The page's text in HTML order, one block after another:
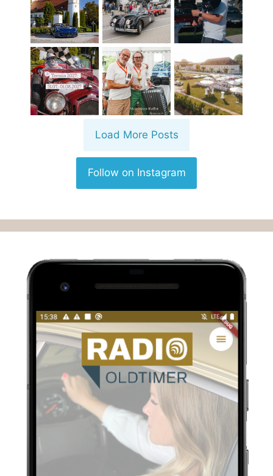
Load More Posts
Follow on Instagram